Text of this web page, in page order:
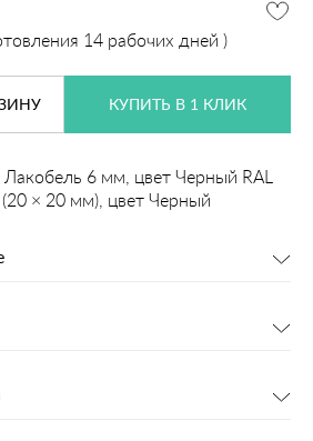
14 рабочих дней )
КУПИТЬ В 1 КЛИК
6 мм, цвет Черный RAL
× 20 мм), цвет Черный